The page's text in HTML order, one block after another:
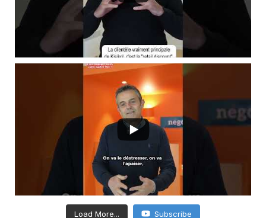
Load More... Subscribe